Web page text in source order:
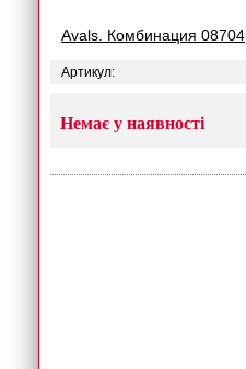
Avals. Комбинация 08704
Артикул:
Немає у наявності